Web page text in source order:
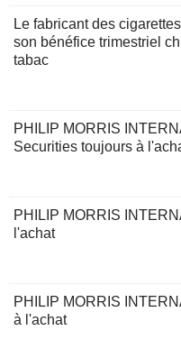
Le fabricant des
son bénéfice trimestriel
tabac
PHILIP MORRIS
Securities toujours à
PHILIP MORRIS
l'achat
PHILIP MORRIS
à l'achat